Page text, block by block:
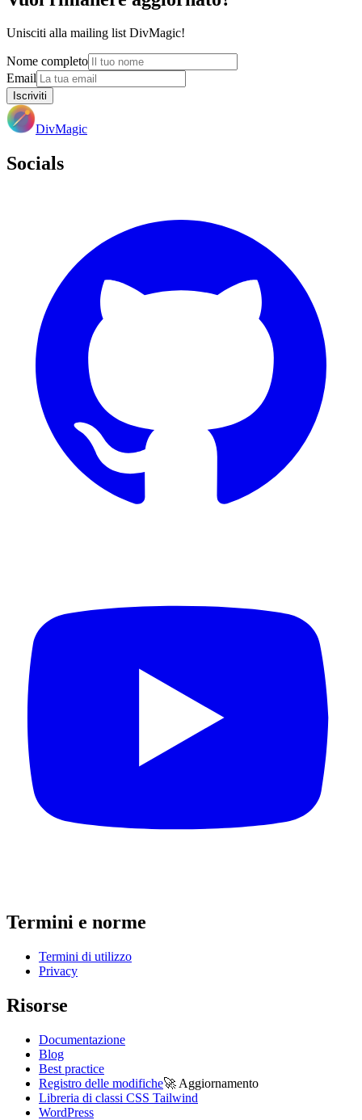
Unisciti alla mailing list DivMagic!
Nome completo
Email
Iscriviti
DivMagic
Socials
Termini e norme
Termini di utilizzo
Privacy
Risorse
Documentazione
Blog
Best practice
Registro delle modifiche🚀 Aggiornamento
Libreria di classi CSS Tailwind
WordPress